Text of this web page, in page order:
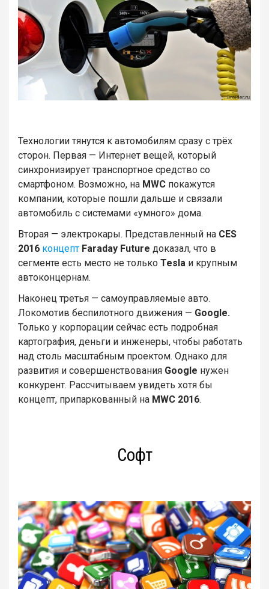
Технологии тянутся к автомобилям сразу с трёх
сторон. Первая — Интернет вещей, который
синхронизирует транспортное средство со
смартфоном. Возможно, на MWC покажутся
компании, которые пошли дальше и связали
автомобиль с системами «умного» дома.
Вторая — электрокары. Представленный на CES
2016 концепт Faraday Future доказал, что в
сегменте есть место не только Tesla и крупным
автоконцернам.
Наконец третья — самоуправляемые авто.
Локомотив беспилотного движения — Google.
Только у корпорации сейчас есть подробная
картография, деньги и инженеры, чтобы работать
над столь масштабным проектом. Однако для
развития и совершенствования Google нужен
конкурент. Рассчитываем увидеть хотя бы
концепт, припаркованный на MWC 2016.
Софт